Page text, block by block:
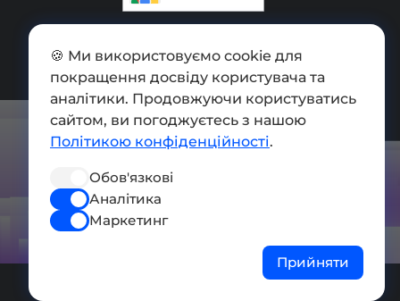
Мапа сайту
Press kit
Умови використання
СОЦ. МЕРЕЖІ
🍪 Ми використовуємо cookie для
покращення досвіду користувача та
аналітики. Продовжуючи користуватись
сайтом, ви погоджуєтесь з нашою
Політикою конфіденційності.
Обов'язкові
Аналітика
Маркетинг
Прийняти